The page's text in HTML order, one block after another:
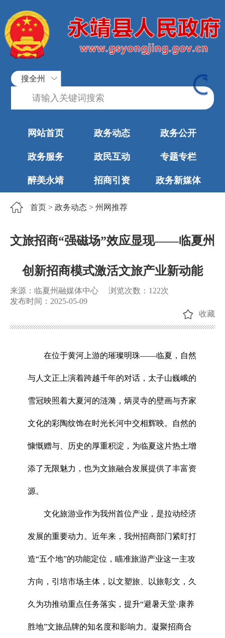
搜全州
网站首页 政务动态 政务公开
政务服务 政民互动 专题专栏
醉美永靖 招商引资 政务新媒体
首页 > 政务动态 > 州网推荐
文旅招商“强磁场”效应显现——临夏州
创新招商模式激活文旅产业新动能
来源：临夏州融媒体中心 浏览次数： 122次
发布时间：2025-05-09
收藏
在位于黄河上游的璀璨明珠——临夏，自然
与人文正上演着跨越千年的对话，太子山巍峨的
雪冠映照着大夏河的涟漪，炳灵寺的壁画与齐家
文化的彩陶纹饰在时光长河中交相辉映。自然的
慷慨赠与、历史的厚重积淀，为临夏这片热土增
添了无限魅力，也为文旅融合发展提供了丰富资
源。
文化旅游业作为我州首位产业，是拉动经济
发展的重要动力。近年来，我州招商部门紧盯打
造“五个地”的功能定位，瞄准旅游产业这一主攻
方向，引培市场主体，以文塑旅、以旅彰文，久
久为功推动重点任务落实，提升“避暑天堂·康养
胜地”文旅品牌的知名度和影响力。凝聚招商合